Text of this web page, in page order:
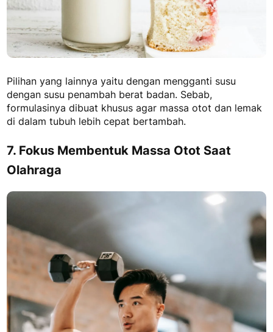
Pilihan yang lainnya yaitu dengan mengganti susu
dengan susu penambah berat badan. Sebab,
formulasinya dibuat khusus agar massa otot dan lemak
di dalam tubuh lebih cepat bertambah.
7. Fokus Membentuk Massa Otot Saat
Olahraga